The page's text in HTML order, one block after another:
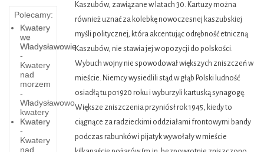
Polecamy:
Kwatery
we
Władysławowie
-
Kwatery
nad
morzem
-
Władysławowo
kwatery
Kwatery
-
Kwatery
nad
Kaszubów, zawiązane w latach 30. Kartuzy można
również uznać za kolebkę nowoczesnej kaszubskiej
myśli politycznej, która akcentując odrębność etniczną
Kaszubów, nie stawia jej w opozycji do polskości.
Wybuch wojny nie spowodował większych zniszczeń w
mieście. Niemcy wysiedlili stąd w głąb Polski ludność
osiadłą tu po1920 roku i wyburzyli kartuską synagogę.
Większe zniszczenia przyniósł rok 1945, kiedy to
ciągnące za radzieckimi oddziałami frontowymi bandy
podczas rabunków i pijatyk wywołały w mieście